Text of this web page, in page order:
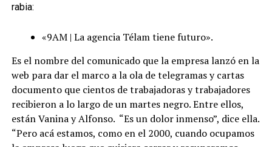
rabia:
«9AM | La agencia Télam tiene futuro».
Es el nombre del comunicado que la empresa lanzó en la
web para dar el marco a la ola de telegramas y cartas
documento que cientos de trabajadoras y trabajadores
recibieron a lo largo de un martes negro. Entre ellos,
están Vanina y Alfonso. “Es un dolor inmenso”, dice ella.
“Pero acá estamos, como en el 2000, cuando ocupamos